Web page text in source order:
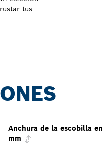
tus
Anchura de la escobilla en
mm